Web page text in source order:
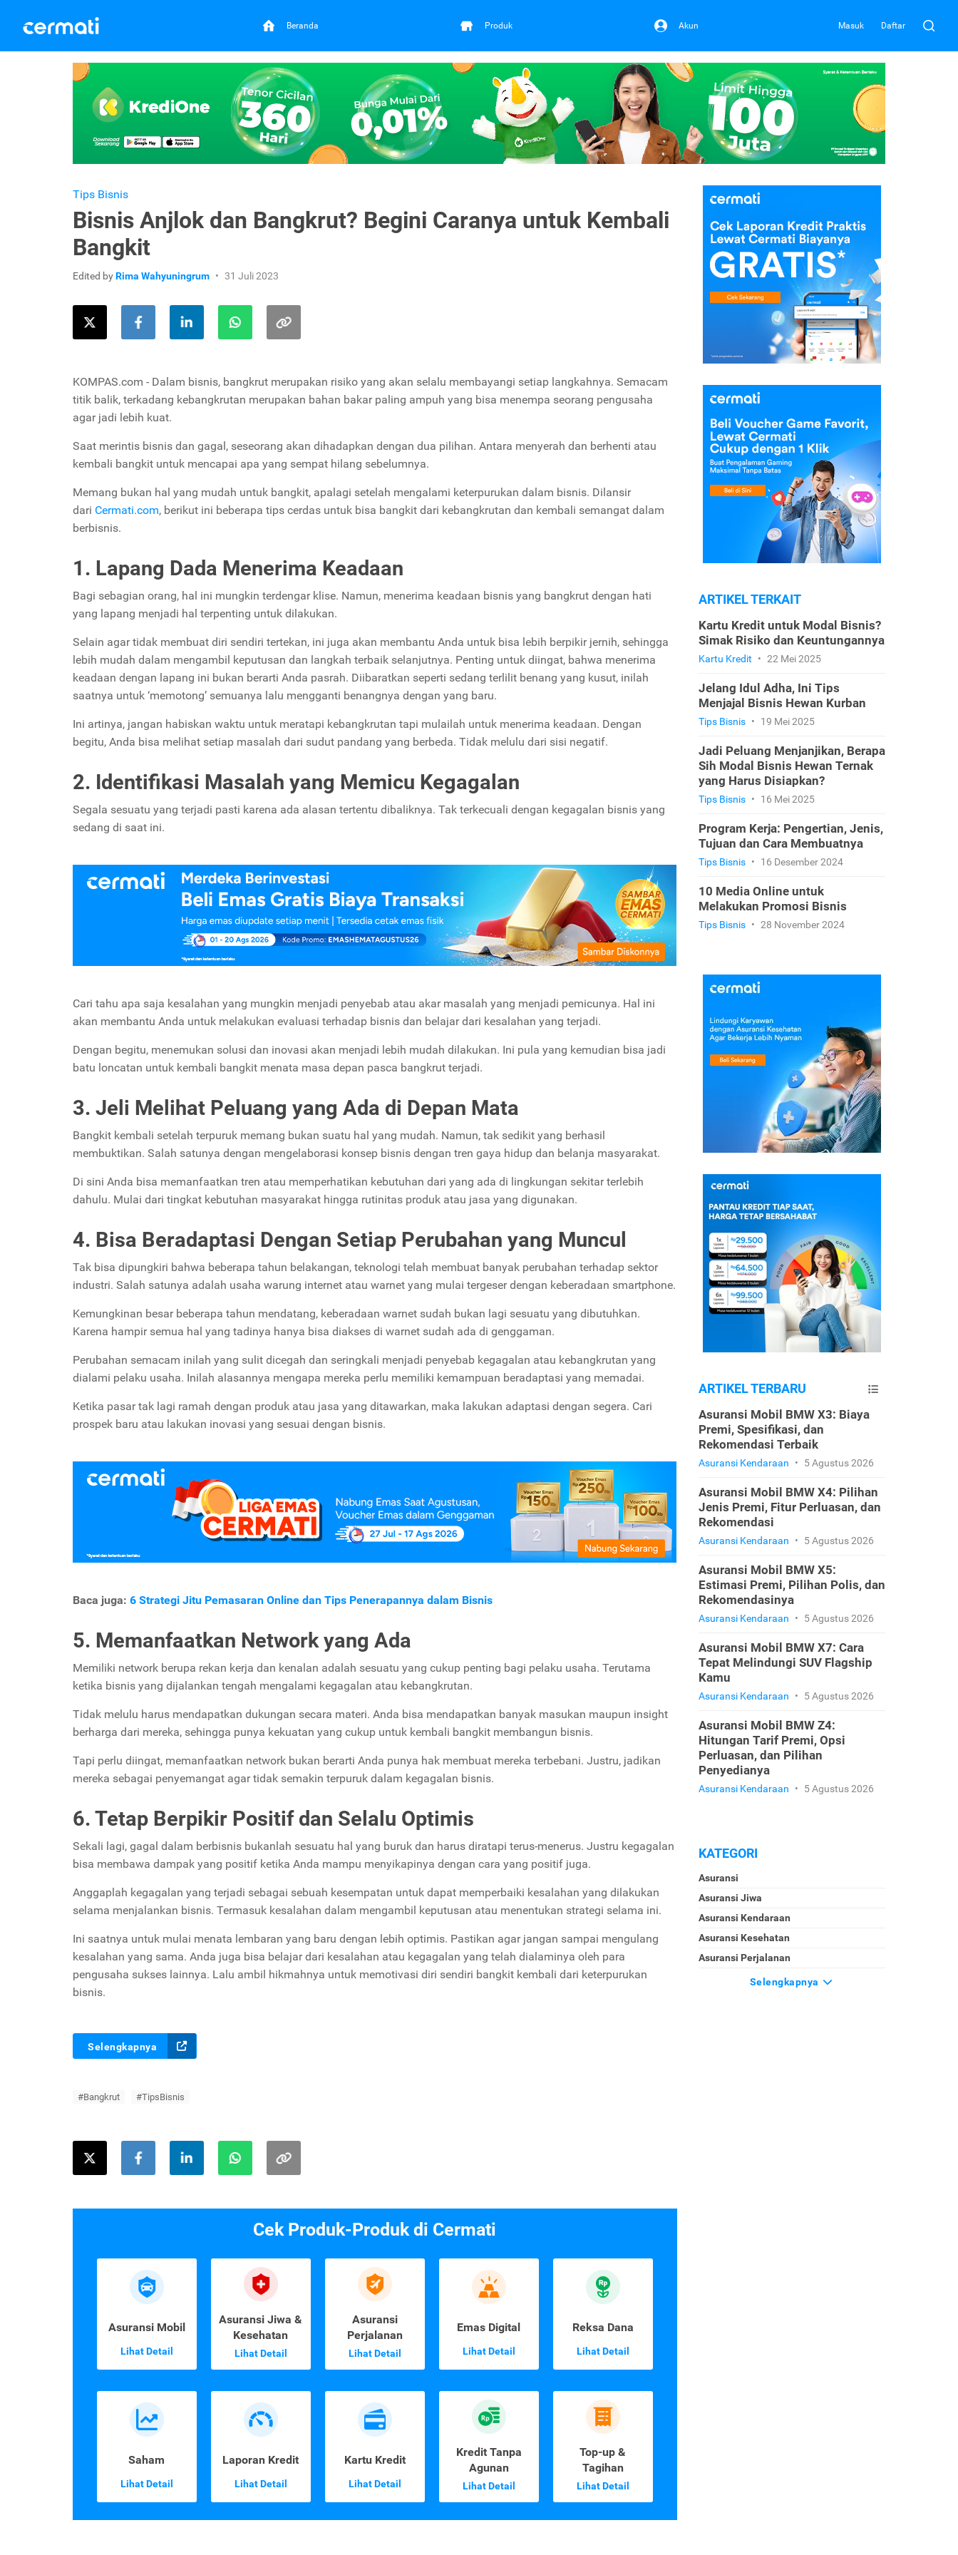
Beranda Produk Akun Masuk Daftar
Tips Bisnis
Bisnis Anjlok dan Bangkrut? Begini Caranya untuk Kembali
Bangkit
Edited byRima Wahyuningrum 31 Juli 2023
KOMPAS.com - Dalam bisnis, bangkrut merupakan risiko yang akan selalu membayangi setiap langkahnya. Semacam
titik balik, terkadang kebangkrutan merupakan bahan bakar paling ampuh yang bisa menempa seorang pengusaha
agar jadi lebih kuat.
Saat merintis bisnis dan gagal, seseorang akan dihadapkan dengan dua pilihan. Antara menyerah dan berhenti atau
kembali bangkit untuk mencapai apa yang sempat hilang sebelumnya.
Memang bukan hal yang mudah untuk bangkit, apalagi setelah mengalami keterpurukan dalam bisnis. Dilansir
dari Cermati.com, berikut ini beberapa tips cerdas untuk bisa bangkit dari kebangkrutan dan kembali semangat dalam
berbisnis.
1. Lapang Dada Menerima Keadaan
Bagi sebagian orang, hal ini mungkin terdengar klise. Namun, menerima keadaan bisnis yang bangkrut dengan hati
yang lapang menjadi hal terpenting untuk dilakukan.
Selain agar tidak membuat diri sendiri tertekan, ini juga akan membantu Anda untuk bisa lebih berpikir jernih, sehingga
lebih mudah dalam mengambil keputusan dan langkah terbaik selanjutnya. Penting untuk diingat, bahwa menerima
keadaan dengan lapang ini bukan berarti Anda pasrah. Diibaratkan seperti sedang terlilit benang yang kusut, inilah
saatnya untuk ‘memotong’ semuanya lalu mengganti benangnya dengan yang baru.
Ini artinya, jangan habiskan waktu untuk meratapi kebangkrutan tapi mulailah untuk menerima keadaan. Dengan
begitu, Anda bisa melihat setiap masalah dari sudut pandang yang berbeda. Tidak melulu dari sisi negatif.
2. Identifikasi Masalah yang Memicu Kegagalan
Segala sesuatu yang terjadi pasti karena ada alasan tertentu dibaliknya. Tak terkecuali dengan kegagalan bisnis yang
sedang di saat ini.
Cari tahu apa saja kesalahan yang mungkin menjadi penyebab atau akar masalah yang menjadi pemicunya. Hal ini
akan membantu Anda untuk melakukan evaluasi terhadap bisnis dan belajar dari kesalahan yang terjadi.
Dengan begitu, menemukan solusi dan inovasi akan menjadi lebih mudah dilakukan. Ini pula yang kemudian bisa jadi
batu loncatan untuk kembali bangkit menata masa depan pasca bangkrut terjadi.
3. Jeli Melihat Peluang yang Ada di Depan Mata
Bangkit kembali setelah terpuruk memang bukan suatu hal yang mudah. Namun, tak sedikit yang berhasil
membuktikan. Salah satunya dengan mengelaborasi konsep bisnis dengan tren gaya hidup dan belanja masyarakat.
Di sini Anda bisa memanfaatkan tren atau memperhatikan kebutuhan dari yang ada di lingkungan sekitar terlebih
dahulu. Mulai dari tingkat kebutuhan masyarakat hingga rutinitas produk atau jasa yang digunakan.
4. Bisa Beradaptasi Dengan Setiap Perubahan yang Muncul
Tak bisa dipungkiri bahwa beberapa tahun belakangan, teknologi telah membuat banyak perubahan terhadap sektor
industri. Salah satunya adalah usaha warung internet atau warnet yang mulai tergeser dengan keberadaan smartphone.
Kemungkinan besar beberapa tahun mendatang, keberadaan warnet sudah bukan lagi sesuatu yang dibutuhkan.
Karena hampir semua hal yang tadinya hanya bisa diakses di warnet sudah ada di genggaman.
Perubahan semacam inilah yang sulit dicegah dan seringkali menjadi penyebab kegagalan atau kebangkrutan yang
dialami pelaku usaha. Inilah alasannya mengapa mereka perlu memiliki kemampuan beradaptasi yang memadai.
Ketika pasar tak lagi ramah dengan produk atau jasa yang ditawarkan, maka lakukan adaptasi dengan segera. Cari
prospek baru atau lakukan inovasi yang sesuai dengan bisnis.
Baca juga: 6 Strategi Jitu Pemasaran Online dan Tips Penerapannya dalam Bisnis
5. Memanfaatkan Network yang Ada
Memiliki network berupa rekan kerja dan kenalan adalah sesuatu yang cukup penting bagi pelaku usaha. Terutama
ketika bisnis yang dijalankan tengah mengalami kegagalan atau kebangkrutan.
Tidak melulu harus mendapatkan dukungan secara materi. Anda bisa mendapatkan banyak masukan maupun insight
berharga dari mereka, sehingga punya kekuatan yang cukup untuk kembali bangkit membangun bisnis.
Tapi perlu diingat, memanfaatkan network bukan berarti Anda punya hak membuat mereka terbebani. Justru, jadikan
mereka sebagai penyemangat agar tidak semakin terpuruk dalam kegagalan bisnis.
6. Tetap Berpikir Positif dan Selalu Optimis
Sekali lagi, gagal dalam berbisnis bukanlah sesuatu hal yang buruk dan harus diratapi terus-menerus. Justru kegagalan
bisa membawa dampak yang positif ketika Anda mampu menyikapinya dengan cara yang positif juga.
Anggaplah kegagalan yang terjadi sebagai sebuah kesempatan untuk dapat memperbaiki kesalahan yang dilakukan
selama menjalankan bisnis. Termasuk kesalahan dalam mengambil keputusan atau menentukan strategi selama ini.
Ini saatnya untuk mulai menata lembaran yang baru dengan lebih optimis. Pastikan agar jangan sampai mengulang
kesalahan yang sama. Anda juga bisa belajar dari kesalahan atau kegagalan yang telah dialaminya oleh para
pengusaha sukses lainnya. Lalu ambil hikmahnya untuk memotivasi diri sendiri bangkit kembali dari keterpurukan
bisnis.
Selengkapnya
#Bangkrut #TipsBisnis
Cek Produk-Produk di Cermati
Asuransi Mobil
Lihat Detail
Asuransi Jiwa &
Kesehatan
Lihat Detail
Asuransi
Perjalanan
Lihat Detail
Emas Digital
Lihat Detail
Reksa Dana
Lihat Detail
Saham
Lihat Detail
Laporan Kredit
Lihat Detail
Kartu Kredit
Lihat Detail
Kredit Tanpa
Agunan
Lihat Detail
Top-up &
Tagihan
Lihat Detail
ARTIKEL TERKAIT
Kartu Kredit untuk Modal Bisnis?
Simak Risiko dan Keuntungannya
Kartu Kredit • 22 Mei 2025
Jelang Idul Adha, Ini Tips
Menjajal Bisnis Hewan Kurban
Tips Bisnis • 19 Mei 2025
Jadi Peluang Menjanjikan, Berapa
Sih Modal Bisnis Hewan Ternak
yang Harus Disiapkan?
Tips Bisnis • 16 Mei 2025
Program Kerja: Pengertian, Jenis,
Tujuan dan Cara Membuatnya
Tips Bisnis • 16 Desember 2024
10 Media Online untuk
Melakukan Promosi Bisnis
Tips Bisnis • 28 November 2024
ARTIKEL TERBARU
Asuransi Mobil BMW X3: Biaya
Premi, Spesifikasi, dan
Rekomendasi Terbaik
Asuransi Kendaraan • 5 Agustus 2026
Asuransi Mobil BMW X4: Pilihan
Jenis Premi, Fitur Perluasan, dan
Rekomendasi
Asuransi Kendaraan • 5 Agustus 2026
Asuransi Mobil BMW X5:
Estimasi Premi, Pilihan Polis, dan
Rekomendasinya
Asuransi Kendaraan • 5 Agustus 2026
Asuransi Mobil BMW X7: Cara
Tepat Melindungi SUV Flagship
Kamu
Asuransi Kendaraan • 5 Agustus 2026
Asuransi Mobil BMW Z4:
Hitungan Tarif Premi, Opsi
Perluasan, dan Pilihan
Penyedianya
Asuransi Kendaraan • 5 Agustus 2026
KATEGORI
Asuransi
Asuransi Jiwa
Asuransi Kendaraan
Asuransi Kesehatan
Asuransi Perjalanan
Selengkapnya